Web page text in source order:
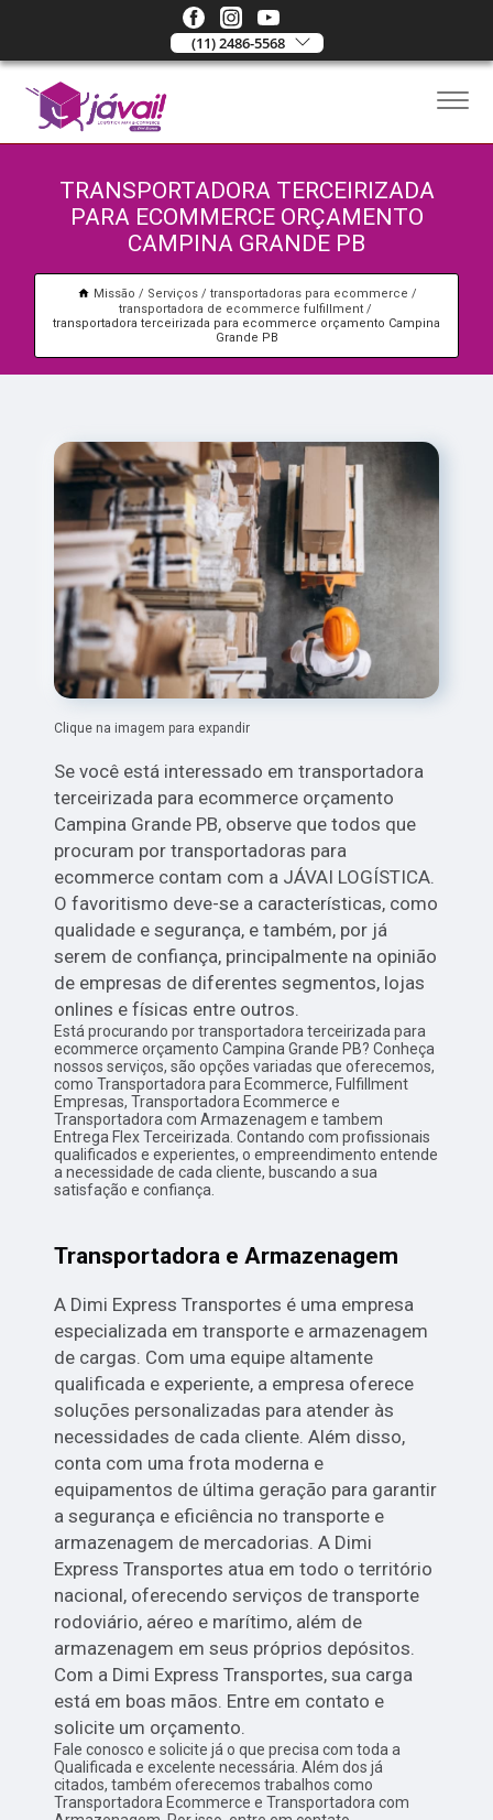
(11) 2486-5568
TRANSPORTADORA TERCEIRIZADA
PARA ECOMMERCE ORÇAMENTO
CAMPINA GRANDE PB
Missão Serviços
transportadoras para ecommerce
transportadora de ecommerce fulfillment
transportadora terceirizada para ecommerce orçamento Campina
Grande PB
Clique na imagem para expandir
Se você está interessado em transportadora
terceirizada para ecommerce orçamento
Campina Grande PB, observe que todos que
procuram por transportadoras para
ecommerce contam com a JÁVAI LOGÍSTICA.
O favoritismo deve-se a características, como
qualidade e segurança, e também, por já
serem de confiança, principalmente na opinião
de empresas de diferentes segmentos, lojas
onlines e físicas entre outros.
Está procurando por transportadora terceirizada para
ecommerce orçamento Campina Grande PB? Conheça
nossos serviços, são opções variadas que oferecemos,
como Transportadora para Ecommerce, Fulfillment
Empresas, Transportadora Ecommerce e
Transportadora com Armazenagem e tambem
Entrega Flex Terceirizada. Contando com profissionais
qualificados e experientes, o empreendimento entende
a necessidade de cada cliente, buscando a sua
satisfação e confiança.
Transportadora e Armazenagem
A Dimi Express Transportes é uma empresa
especializada em transporte e armazenagem
de cargas. Com uma equipe altamente
qualificada e experiente, a empresa oferece
soluções personalizadas para atender às
necessidades de cada cliente. Além disso,
conta com uma frota moderna e
equipamentos de última geração para garantir
a segurança e eficiência no transporte e
armazenagem de mercadorias. A Dimi
Express Transportes atua em todo o território
nacional, oferecendo serviços de transporte
rodoviário, aéreo e marítimo, além de
armazenagem em seus próprios depósitos.
Com a Dimi Express Transportes, sua carga
está em boas mãos. Entre em contato e
solicite um orçamento.
Fale conosco e solicite já o que precisa com toda a
Qualificada e excelente necessária. Além dos já
citados, também oferecemos trabalhos como
Transportadora Ecommerce e Transportadora com